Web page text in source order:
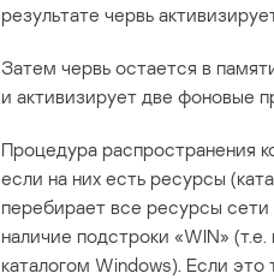
результате червь
Затем червь остается в
и активизирует две фоновые
Процедура распространения
если на них есть ресурсы
перебирает все ресурсы
наличие подстроки «WIN»
каталогом Windows). Если